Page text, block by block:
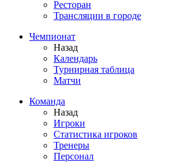
Ресторан
Трансляции в городе
Чемпионат
Назад
Календарь
Турнирная таблица
Матчи
Команда
Назад
Игроки
Статистика игроков
Тренеры
Персонал